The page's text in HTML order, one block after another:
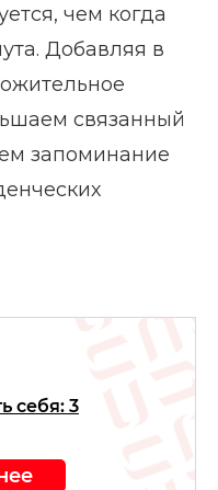
чем когда
Добавляя в
связанный
запоминание
себя: 3